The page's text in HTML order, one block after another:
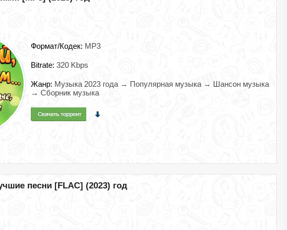
Формат/Кодек: MP3
Bitrate: 320 Kbps
Жанр: Музыка 2023 года → Популярная музыка → Шансон музыка
→ Сборник музыка
песни [FLAC] (2023) год